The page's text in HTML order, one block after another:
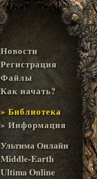
Новости
Регистрация
Файлы
Как начать?
» Библиотека
» Информация
Ультима Онлайн
Middle-Earth
Ultima Online